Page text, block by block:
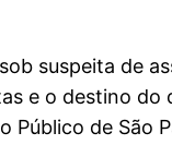
suspeita de
e o destino do
Público de São